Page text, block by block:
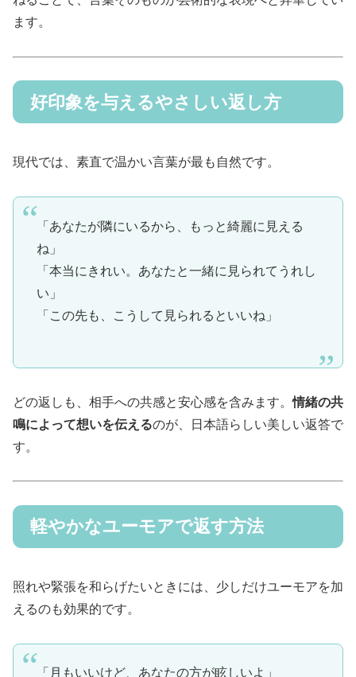
ます。
好印象を与えるやさしい返し方
現代では、素直で温かい言葉が最も自然です。
「あなたが隣にいるから、もっと綺麗に見える
ね」
「本当にきれい。あなたと一緒に見られてうれし
い」
「この先も、こうして見られるといいね」
どの返しも、相手への共感と安心感を含みます。情緒の共
鳴によって想いを伝えるのが、日本語らしい美しい返答で
す。
軽やかなユーモアで返す方法
照れや緊張を和らげたいときには、少しだけユーモアを加
えるのも効果的です。
「月もいいけど、あなたの方が眩しいよ」